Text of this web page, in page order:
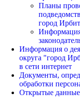
Планы
город Ирбит
Информация о
округа "город
в сети интернет
Документы,
обработки
Открытые данные